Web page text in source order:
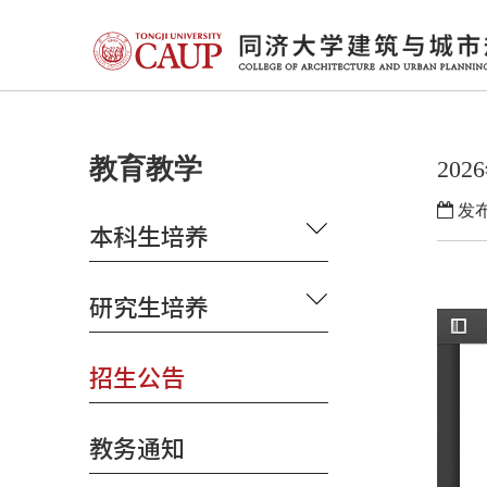
教育教学
本科生培养
研究生培养
招生公告
教务通知
发